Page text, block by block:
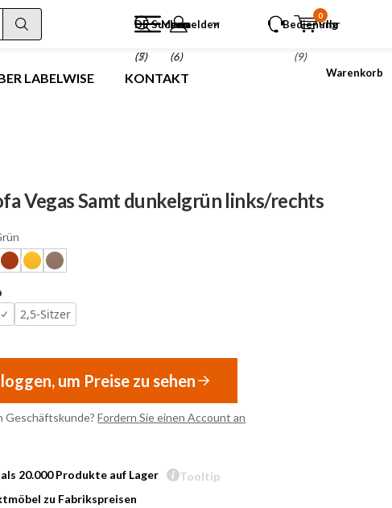
DE Suchen
(5)
anmelden
(6)
Menu
(7)
Bedienung
Ihr
Warenkorb
0
(9)
LABELWISE KONTAKT
Vegas Samt dunkelgrün links/rechts
2,5-Sitzer
um Preise zu sehen
Geschäftskunde?Fordern Sie einen Account an
20.000 Produkte auf Lager
Tooltip
zu Fabrikspreisen